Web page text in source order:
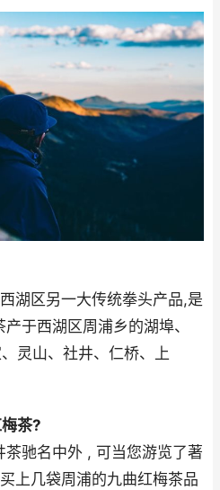
湖区另一大传统拳头产品,是
于西湖区周浦乡的湖埠、
灵山、社井、仁桥、上
茶?
驰名中外 , 可当您游览了著
上几袋周浦的九曲红梅茶品